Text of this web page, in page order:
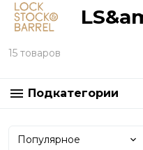
15 товаров
Подкатегории
Популярное